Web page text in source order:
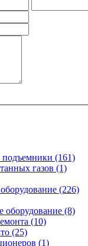
(161)
газов (1)
(226)
оборудование (8)
(10)
(25)
(1)